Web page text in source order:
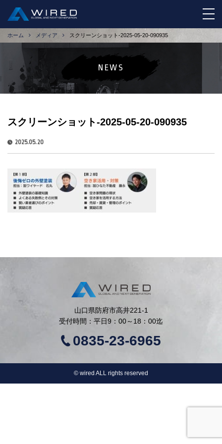
ホーム メディア スクリーンショット-2025-05-20-090935
NEWS
スクリーンショット-2025-05-20-090935
2025.05.20
山口県防府市高井221-1
受付時間：平日9：00～18：00迄
0835-23-6965
©︎ wired ALL rights reserved